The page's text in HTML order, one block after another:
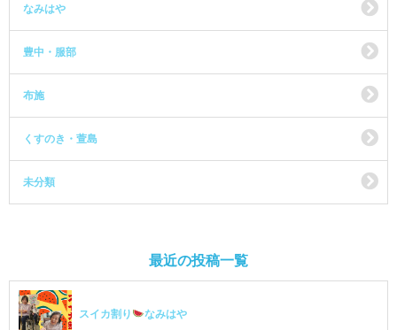
なみはや
豊中・服部
布施
くすのき・萱島
未分類
最近の投稿一覧
スイカ割り なみはや